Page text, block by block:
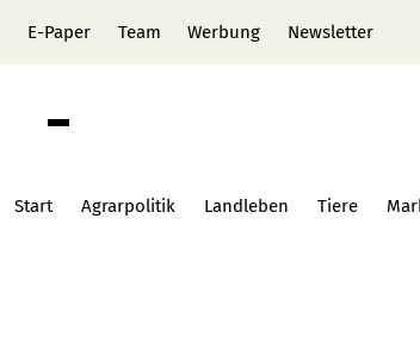
E-Paper Team Werbung Newsletter
Start Agrarpolitik Landleben Tiere